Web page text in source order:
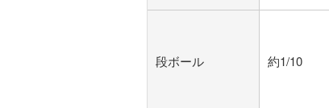
段ボール 約1/10